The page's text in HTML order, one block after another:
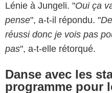
Lénie à Jungeli. "Oui ça
pense", a-t-il répondu. "
réussi donc je vois pas
pas", a-t-elle rétorqué.
Danse avec les
programme pour